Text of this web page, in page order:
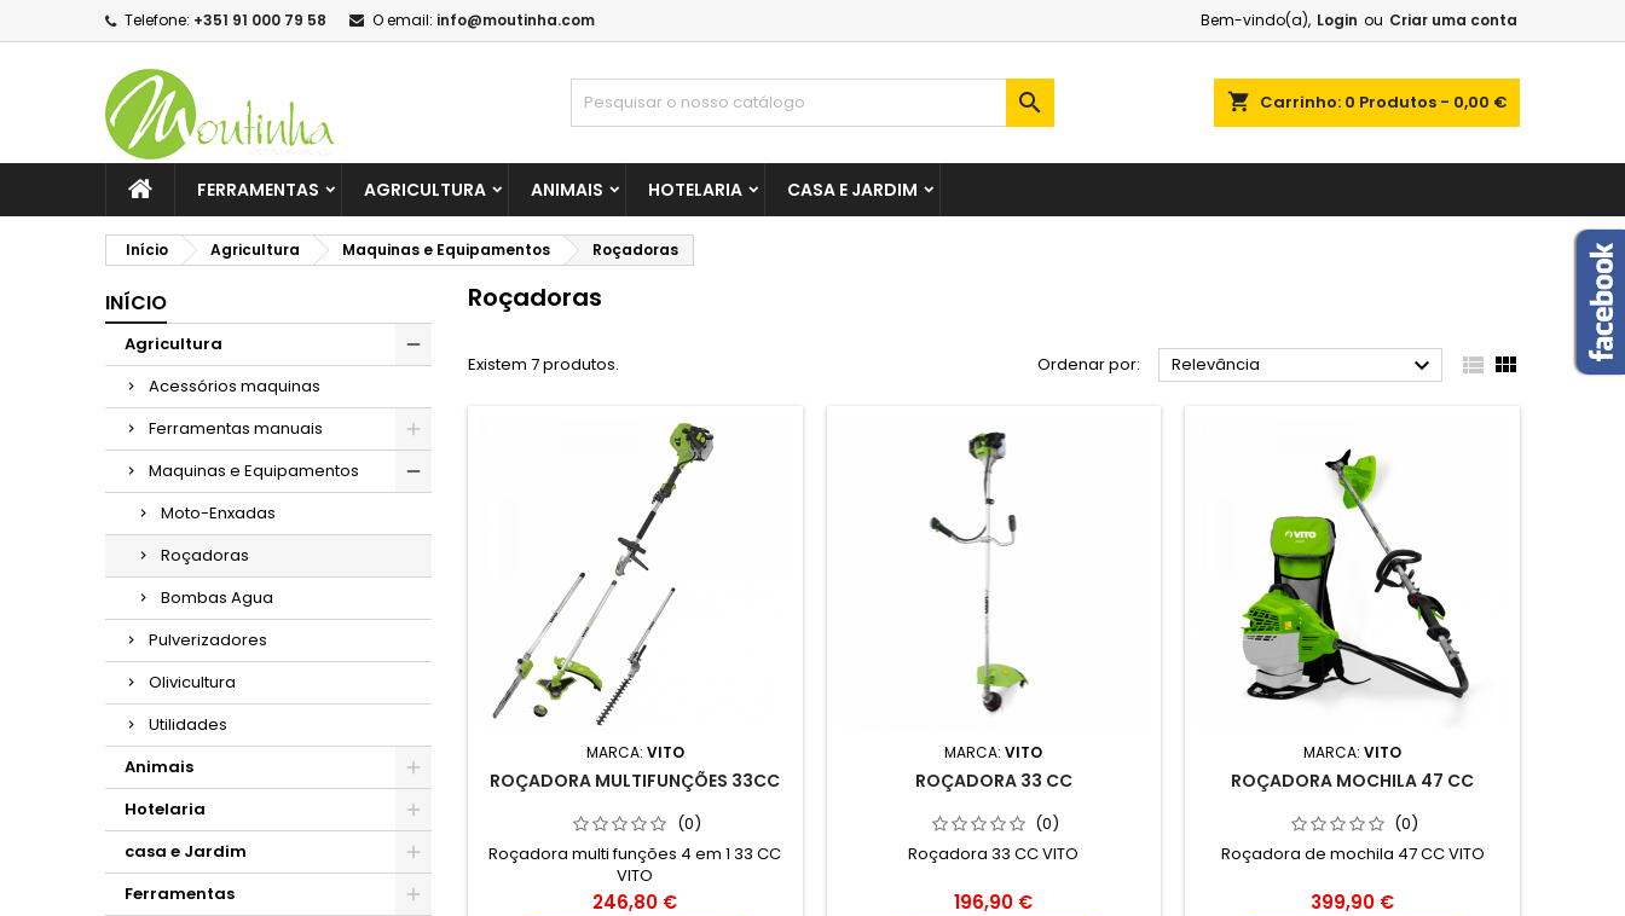
Telefone: +351 91 000 79 58 O email: info@moutinha.com Bem-vindo(a), Login ou Criar uma conta
shopping_cart Carrinho: 0 Produtos - 0,00 €

FERRAMENTAS AGRICULTURA ANIMAIS HOTELARIA CASA E JARDIM
Início Agricultura Maquinas e Equipamentos Roçadoras
INÍCIO
Agricultura
Acessórios maquinas
Ferramentas manuais
Maquinas e Equipamentos
Moto-Enxadas
Roçadoras
Bombas Agua
Pulverizadores
Olivicultura
Utilidades
Animais
Hotelaria
casa e Jardim
Ferramentas
Roçadoras
Existem 7 produtos. Ordenar por: Relevância   
MARCA: VITO
ROÇADORA MULTIFUNÇÕES 33CC
(0)
Roçadora multi funções 4 em 1 33 CC
VITO
Preço
246,80 €
MARCA:VITO
ROÇADORA 33 CC
(0)
Roçadora 33 CC VITO
Preço
196,90 €
MARCA:VITO
ROÇADORA MOCHILA 47 CC
(0)
Roçadora de mochila 47 CC VITO
Preço
399,90 €